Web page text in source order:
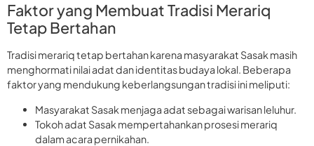
Faktor yang Membuat Tradisi Merariq
Tetap Bertahan
Tradisi merariq tetap bertahan karena masyarakat Sasak masih
menghormati nilai adat dan identitas budaya lokal. Beberapa
faktor yang mendukung keberlangsungan tradisi ini meliputi:
Masyarakat Sasak menjaga adat sebagai warisan leluhur.
Tokoh adat Sasak mempertahankan prosesi merariq
dalam acara pernikahan.